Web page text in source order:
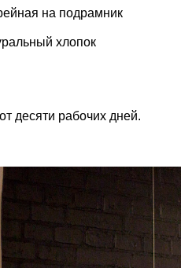
на подрамник
хлопок
десяти рабочих дней.